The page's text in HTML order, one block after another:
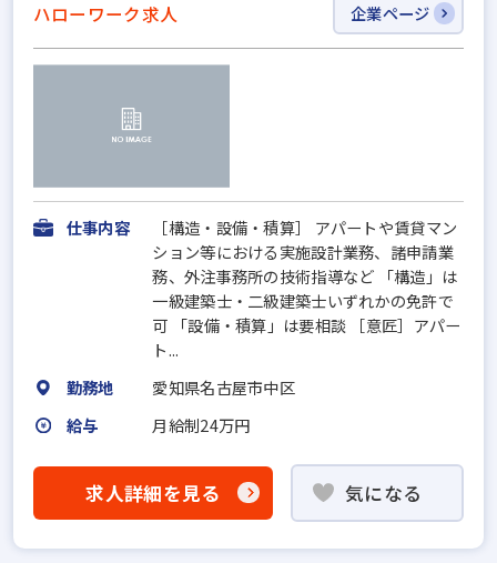
ハローワーク求人 企業ページ
仕事内容
［構造・設備・積算］ アパートや賃貸マン
ション等における実施設計業務、諸申請業
務、外注事務所の技術指導など 「構造」は
一級建築士・二級建築士いずれかの免許で
可 「設備・積算」は要相談 ［意匠］アパー
ト...
勤務地
愛知県名古屋市中区
給与
月給制24万円
求人詳細を見る 気になる